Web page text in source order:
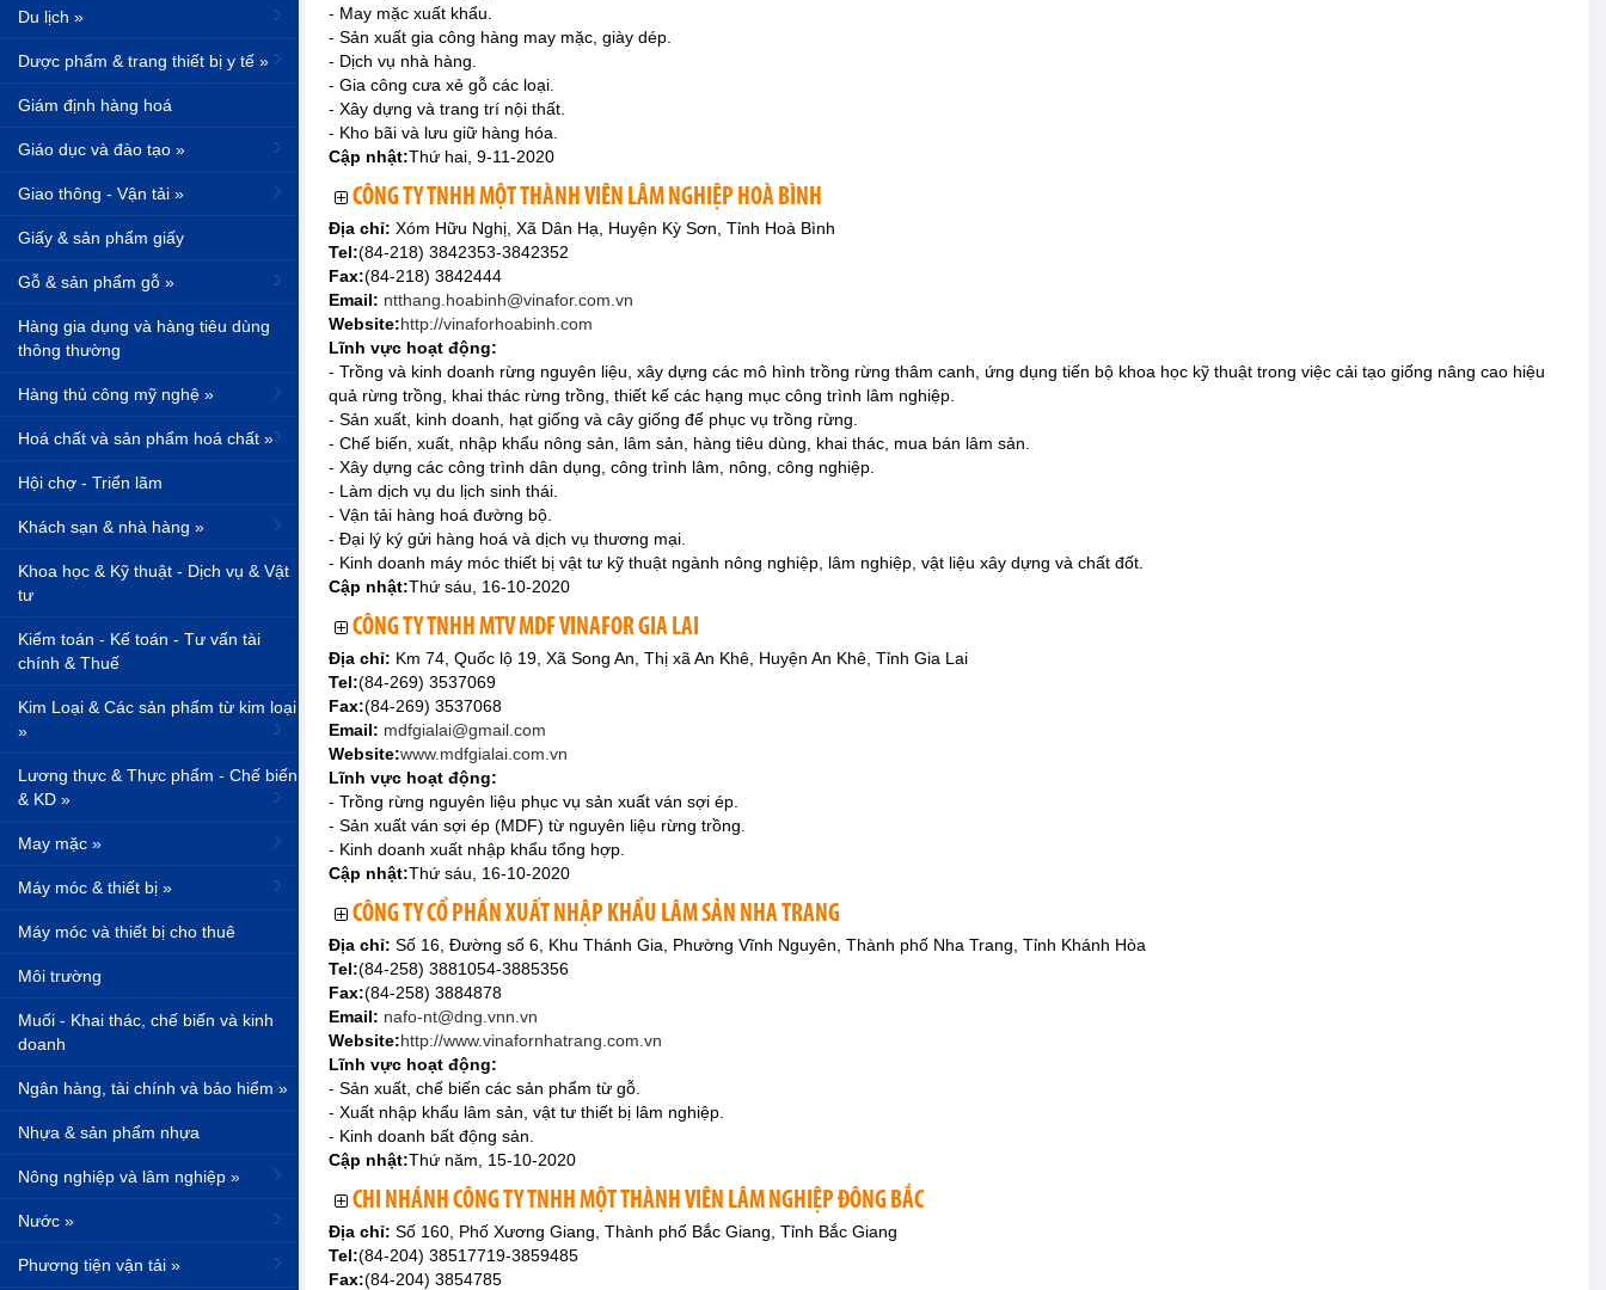
Du lịch »
Dược phẩm & trang thiết bị y tế »
Giám định hàng hoá
Giáo dục và đào tạo »
Giao thông - Vận tải »
Giấy & sản phẩm giấy
Gỗ & sản phẩm gỗ »
Hàng gia dụng và hàng tiêu dùng
thông thường
Hàng thủ công mỹ nghệ »
Hoá chất và sản phẩm hoá chất »
Hội chợ - Triển lãm
Khách sạn & nhà hàng »
Khoa học & Kỹ thuật - Dịch vụ & Vật
tư
Kiểm toán - Kế toán - Tư vấn tài
chính & Thuế
Kim Loại & Các sản phẩm từ kim loại
»
Lương thực & Thực phẩm - Chế biến
& KD »
May mặc »
Máy móc & thiết bị »
Máy móc và thiết bị cho thuê
Môi trường
Muối - Khai thác, chế biến và kinh
doanh
Ngân hàng, tài chính và bảo hiểm »
Nhựa & sản phẩm nhựa
Nông nghiệp và lâm nghiệp »
Nước »
Phương tiện vận tải »
- May mặc xuất khẩu.
- Sản xuất gia công hàng may mặc, giày dép.
- Dịch vụ nhà hàng.
- Gia công cưa xẻ gỗ các loại.
- Xây dựng và trang trí nội thất.
- Kho bãi và lưu giữ hàng hóa.
Cập nhật:Thứ hai, 9-11-2020
CÔNG TY TNHH MỘT THÀNH VIÊN LÂM NGHIỆP HOÀ BÌNH
Địa chỉ: Xóm Hữu Nghị, Xã Dân Hạ, Huyện Kỳ Sơn, Tỉnh Hoà Bình
Tel:(84-218) 3842353-3842352
Fax:(84-218) 3842444
Email: ntthang.hoabinh@vinafor.com.vn
Website:http://vinaforhoabinh.com
Lĩnh vực hoạt động:
- Trồng và kinh doanh rừng nguyên liệu, xây dựng các mô hình trồng rừng thâm canh, ứng dụng tiến bộ khoa học kỹ thuật trong việc cải tạo giống nâng cao hiệu
quả rừng trồng, khai thác rừng trồng, thiết kế các hạng mục công trình lâm nghiệp.
- Sản xuất, kinh doanh, hạt giống và cây giống để phục vụ trồng rừng.
- Chế biến, xuất, nhập khẩu nông sản, lâm sản, hàng tiêu dùng, khai thác, mua bán lâm sản.
- Xây dựng các công trình dân dụng, công trình lâm, nông, công nghiệp.
- Làm dịch vụ du lịch sinh thái.
- Vận tải hàng hoá đường bộ.
- Đại lý ký gửi hàng hoá và dịch vụ thương mại.
- Kinh doanh máy móc thiết bị vật tư kỹ thuật ngành nông nghiệp, lâm nghiệp, vật liệu xây dựng và chất đốt.
Cập nhật:Thứ sáu, 16-10-2020
CÔNG TY TNHH MTV MDF VINAFOR GIA LAI
Địa chỉ: Km 74, Quốc lộ 19, Xã Song An, Thị xã An Khê, Huyện An Khê, Tỉnh Gia Lai
Tel:(84-269) 3537069
Fax:(84-269) 3537068
Email: mdfgialai@gmail.com
Website:www.mdfgialai.com.vn
Lĩnh vực hoạt động:
- Trồng rừng nguyên liệu phục vụ sản xuất ván sợi ép.
- Sản xuất ván sợi ép (MDF) từ nguyên liệu rừng trồng.
- Kinh doanh xuất nhập khẩu tổng hợp.
Cập nhật:Thứ sáu, 16-10-2020
CÔNG TY CỔ PHẦN XUẤT NHẬP KHẨU LÂM SẢN NHA TRANG
Địa chỉ: Số 16, Đường số 6, Khu Thánh Gia, Phường Vĩnh Nguyên, Thành phố Nha Trang, Tỉnh Khánh Hòa
Tel:(84-258) 3881054-3885356
Fax:(84-258) 3884878
Email: nafo-nt@dng.vnn.vn
Website:http://www.vinafornhatrang.com.vn
Lĩnh vực hoạt động:
- Sản xuất, chế biến các sản phẩm từ gỗ.
- Xuất nhập khẩu lâm sản, vật tư thiết bị lâm nghiệp.
- Kinh doanh bất động sản.
Cập nhật:Thứ năm, 15-10-2020
CHI NHÁNH CÔNG TY TNHH MỘT THÀNH VIÊN LÂM NGHIỆP ĐÔNG BẮC
Địa chỉ: Số 160, Phố Xương Giang, Thành phố Bắc Giang, Tỉnh Bắc Giang
Tel:(84-204) 38517719-3859485
Fax:(84-204) 3854785